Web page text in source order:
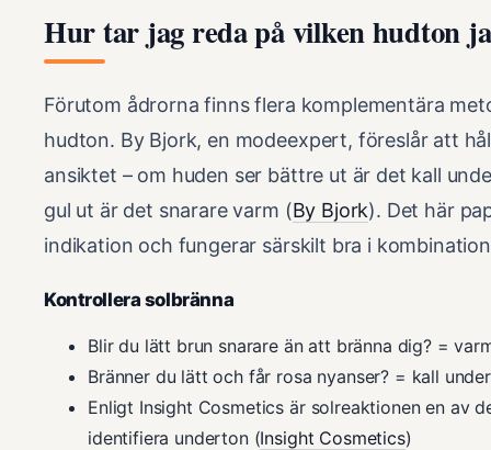
Hur tar jag reda på vilken hudton
Förutom ådrorna finns flera komplementära
hudton. By Bjork, en modeexpert, föreslår att
ansiktet – om huden ser bättre ut är det kall
gul ut är det snarare varm (By Bjork). Det här
indikation och fungerar särskilt bra i
Kontrollera solbränna
Blir du lätt brun snarare än att bränna dig? =
Bränner du lätt och får rosa nyanser? = kall
Enligt Insight Cosmetics är solreaktionen en av
identifiera underton (Insight Cosmetics)